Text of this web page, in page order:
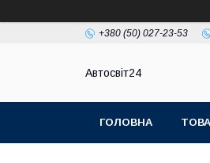
+380 (50) 027-23-53
Автосвіт24
ГОЛОВНА